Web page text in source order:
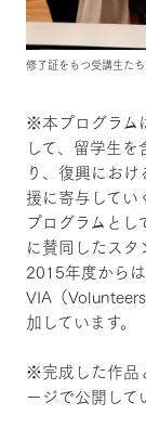
修了証をもつ受講生たち
※本プログラム
して、留学生
り、復興にお
援に寄与してい
プログラムと
に賛同したスタ
2015年度から
VIA（
加しています。
※完成した作品
ージで公開して